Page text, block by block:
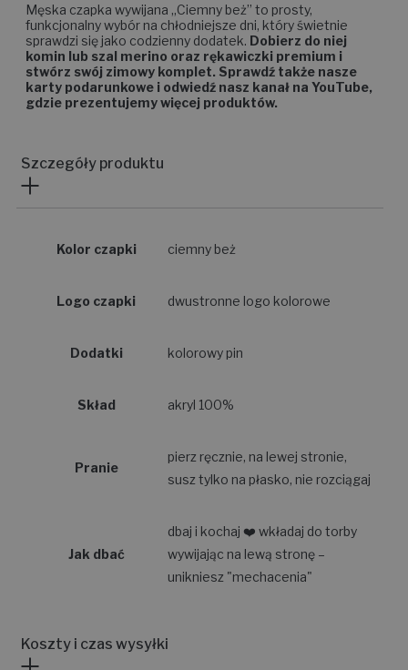
Męska czapka wywijana „Ciemny beż” to prosty,
funkcjonalny wybór na chłodniejsze dni, który świetnie
sprawdzi się jako codzienny dodatek. Dobierz do niej
komin lub szal merino oraz rękawiczki premium i
stwórz swój zimowy komplet. Sprawdź także nasze
karty podarunkowe i odwiedź nasz kanał na YouTube,
gdzie prezentujemy więcej produktów.
Szczegóły produktu
Kolor czapki ciemny beż
Logo czapki dwustronne logo kolorowe
Dodatki kolorowy pin
Skład akryl 100%
Pranie
pierz ręcznie, na lewej stronie,
susz tylko na płasko, nie rozciągaj
Jak dbać
dbaj i kochaj ❤️ wkładaj do torby
wywijając na lewą stronę –
unikniesz "mechacenia"
Koszty i czas wysyłki